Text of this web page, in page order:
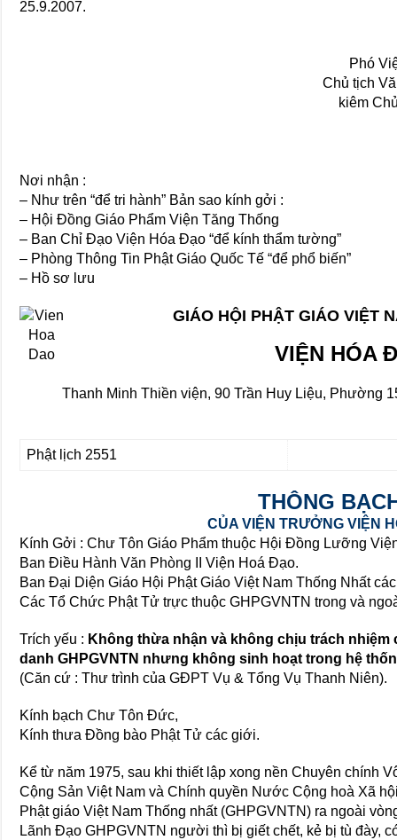
25.9.2007.
Phó
Chủ tịch
kiêm
Nơi nhận :
– Như trên “để tri hành” Bản sao kính gởi :
– Hội Đồng Giáo Phẩm Viện Tăng Thống
– Ban Chỉ Đạo Viện Hóa Đạo “để kính thẩm tường”
– Phòng Thông Tin Phật Giáo Quốc Tế “để phổ biến”
– Hồ sơ lưu
GIÁO HỘI PHẬT GIÁO VIỆT
VIỆN HÓA
Thanh Minh Thiền viện, 90 Trần Huy Liệu, Phường
Phật lịch 2551
THÔNG
CỦA VIỆN TRƯỞNG VIỆN
Kính Gởi : Chư Tôn Giáo Phẩm thuộc Hội Đồng Lưỡng
Ban Điều Hành Văn Phòng II Viện Hoá Đạo.
Ban Đại Diện Giáo Hội Phật Giáo Việt Nam Thống Nhất
Các Tổ Chức Phật Tử trực thuộc GHPGVNTN trong và
Trích yếu : Không thừa nhận và không chịu trách
danh GHPGVNTN nhưng không sinh hoạt trong hệ
(Căn cứ : Thư trình của GĐPT Vụ & Tổng Vụ Thanh Niên).
Kính bạch Chư Tôn Đức,
Kính thưa Đồng bào Phật Tử các giới.
Kể từ năm 1975, sau khi thiết lập xong nền Chuyên chính
Cộng Sản Việt Nam và Chính quyền Nước Cộng hoà Xã
Phật giáo Việt Nam Thống nhất (GHPGVNTN) ra ngoài
Lãnh Đạo GHPGVNTN người thì bị giết chết, kẻ bị tù đày,